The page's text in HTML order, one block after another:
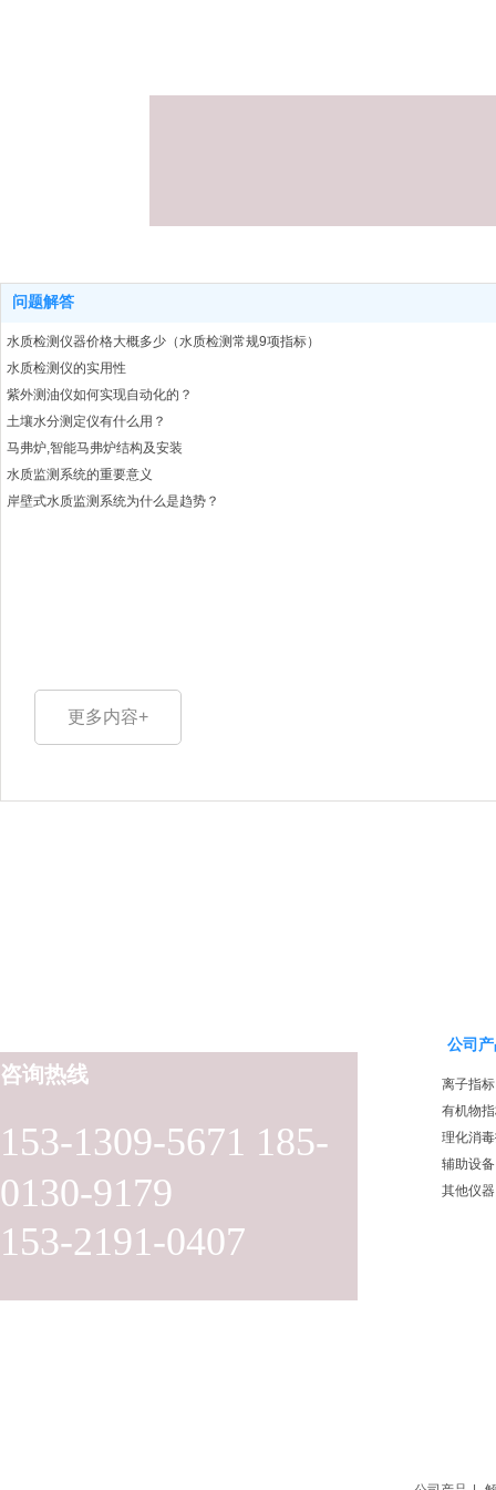
问题解答
水质检测仪器价格大概多少（水质检测常规9项指标）
水质检测仪的实用性
紫外测油仪如何实现自动化的？
土壤水分测定仪有什么用？
马弗炉,智能马弗炉结构及安装
水质监测系统的重要意义
岸壁式水质监测系统为什么是趋势？
更多内容+
153-1309-5671 185-
0130-9179
153-2191-0407
咨询热线
公司
离子指标
有机物
理化消
辅助设备
其他仪器